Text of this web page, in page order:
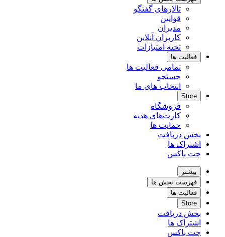
تالارهای گفتگو
قوانین
مدیران
کاربران آنلاین
تخته امتیازات
فعالیت ها
تمامی فعالیت ها
جستجو
انتخاب های ما
Store
فروشگاه
کارت‌های هدیه
حمایت ها
بخش دریافت
اشتراک ها
چت باکس
بیشتر
فهرست بخش ها
فعالیت ها
Store
بخش دریافت
اشتراک ها
چت باکس